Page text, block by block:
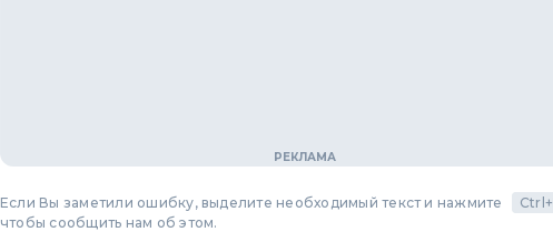
Если Вы заметили ошибку, выделите необходимый текст и нажмите
чтобы сообщить нам об этом.